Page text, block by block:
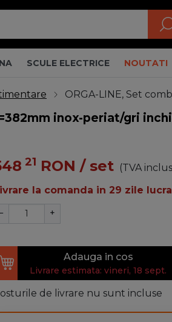
SCULE ELECTRICE NOUTATI
ORGA-LINE, Set
inox-periat/gri
21 RON / set (TVA
la comanda in 29 zile
− +
Adauga in cos
Livrare estimata: vineri, 18 sept.
de livrare nu sunt incluse